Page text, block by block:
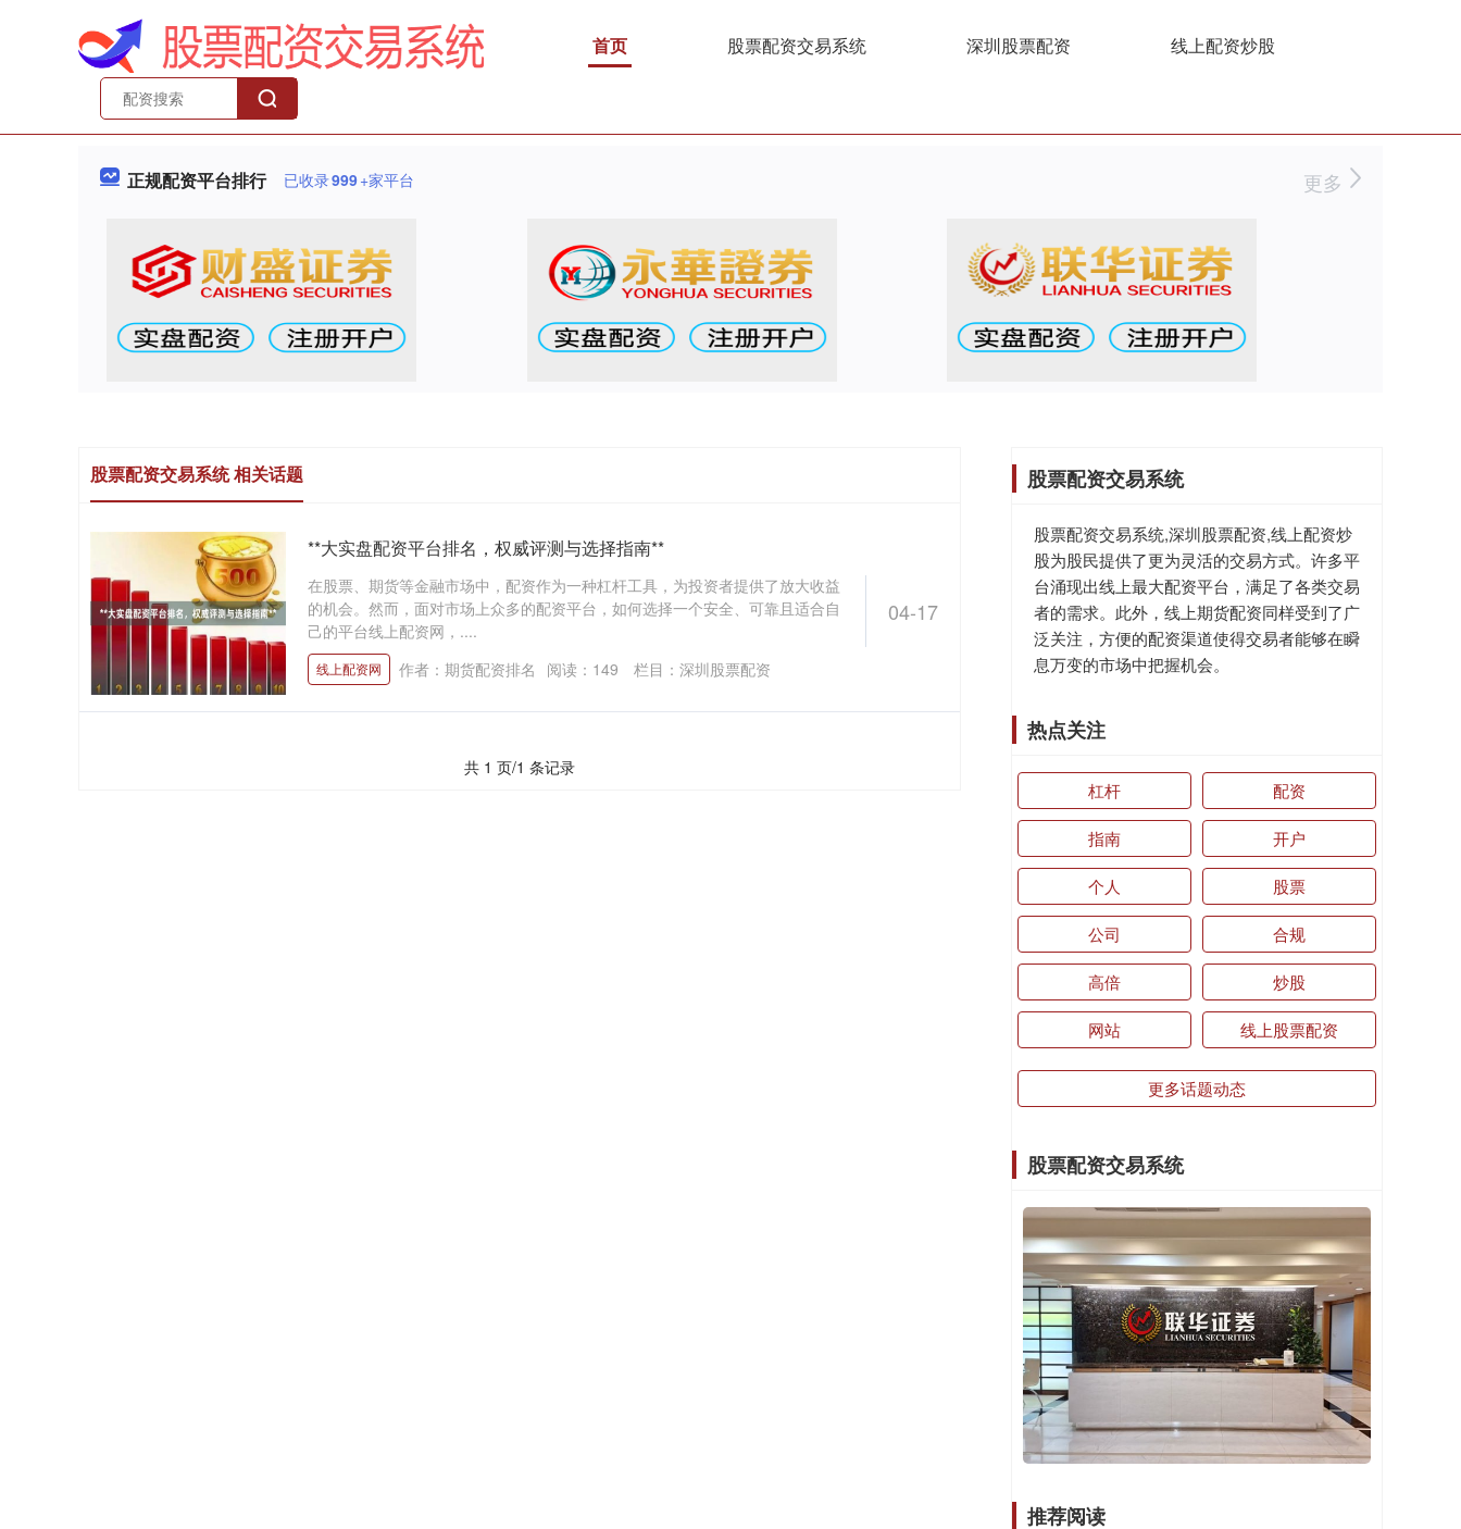
首页 股票配资交易系统 深圳股票配资 线上配资炒股
正规配资平台排行 已收录999+家平台 更多
股票配资交易系统 相关话题
04-17
**大实盘配资平台排名，权威评测与选择指南**
在股票、期货等金融市场中，配资作为一种杠杆工具，为投资者提供了放大收益
的机会。然而，面对市场上众多的配资平台，如何选择一个安全、可靠且适合自
己的平台线上配资网，....
线上配资网 作者：期货配资排名 阅读： 149 栏目： 深圳股票配资
共 1 页/1 条记录
股票配资交易系统
股票配资交易系统,深圳股票配资,线上配资炒
股为股民提供了更为灵活的交易方式。许多平
台涌现出线上最大配资平台，满足了各类交易
者的需求。此外，线上期货配资同样受到了广
泛关注，方便的配资渠道使得交易者能够在瞬
息万变的市场中把握机会。
热点关注
杠杆 配资
指南 开户
个人 股票
公司 合规
高倍 炒股
网站 线上股票配资
更多话题动态
股票配资交易系统
推荐阅读